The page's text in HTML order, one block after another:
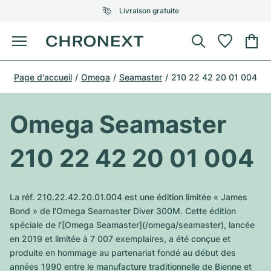
Livraison gratuite
Menu
Acheter une montre
UNE SÉLECTION D'EXCEPTION
Modèles les plus vendus
Omega
Tous les modèles Omega
Modèles les plus vendus
Patek Philippe
Tous les modèles Patek Philippe
Modèles les plus vendus
Tous les modèles Audemars Piguet
Cartier
Breitling
Montres d'occasion
Vendre une montre
UNE SÉLECTION D'EXCEPTION
Tiffany
Louis Vuitton
Van Cleef & Arpels
Bvlgari
Nouveautés
Sale
Page d'accueil Omega Seamaster 210 22 42 20 01 004
Omega Seamaster
210 22 42 20 01 004
La réf. 210.22.42.20.01.004 est une édition limitée « James
Bond » de l'Omega Seamaster Diver 300M. Cette édition
spéciale de l'[Omega Seamaster](/omega/seamaster), lancée
en 2019 et limitée à 7 007 exemplaires, a été conçue et
produite en hommage au partenariat fondé au début des
années 1990 entre le manufacture traditionnelle de Bienne et